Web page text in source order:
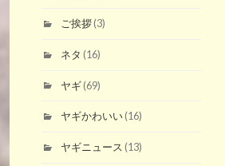
ご挨拶(3)
ネタ (16)
ヤギ(69)
ヤギかわいい(16)
ヤギニュース (13)